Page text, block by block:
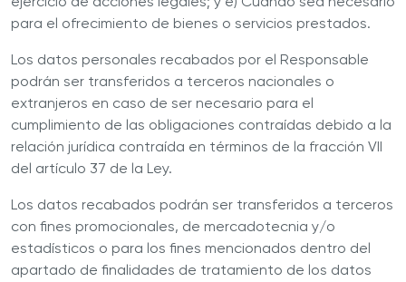
para el ofrecimiento de bienes o servicios prestados.
Los datos personales recabados por el Responsable
podrán ser transferidos a terceros nacionales o
extranjeros en caso de ser necesario para el
cumplimiento de las obligaciones contraídas debido a la
relación jurídica contraída en términos de la fracción VII
del artículo 37 de la Ley.
Los datos recabados podrán ser transferidos a terceros
con fines promocionales, de mercadotecnia y/o
estadísticos o para los fines mencionados dentro del
apartado de finalidades de tratamiento de los datos